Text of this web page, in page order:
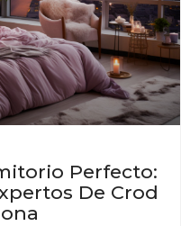
Perfecto:
De Crod